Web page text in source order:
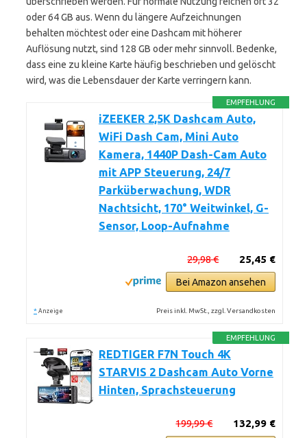
oder 64 GB aus. Wenn du längere Aufzeichnungen
behalten möchtest oder eine Dashcam mit höherer
Auflösung nutzt, sind 128 GB oder mehr sinnvoll. Bedenke,
dass eine zu kleine Karte häufig beschrieben und gelöscht
wird, was die Lebensdauer der Karte verringern kann.
EMPFEHLUNG
iZEEKER 2,5K Dashcam Auto,
WiFi Dash Cam, Mini Auto
Kamera, 1440P Dash-Cam Auto
mit APP Steuerung, 24/7
Parküberwachung, WDR
Nachtsicht, 170° Weitwinkel, G-
Sensor, Loop-Aufnahme
25,45 €
29,98 €
Bei Amazon ansehen
* Anzeige Preis inkl. MwSt., zzgl. Versandkosten
EMPFEHLUNG
REDTIGER F7N Touch 4K
STARVIS 2 Dashcam Auto Vorne
Hinten, Sprachsteuerung
132,99 €
199,99 €